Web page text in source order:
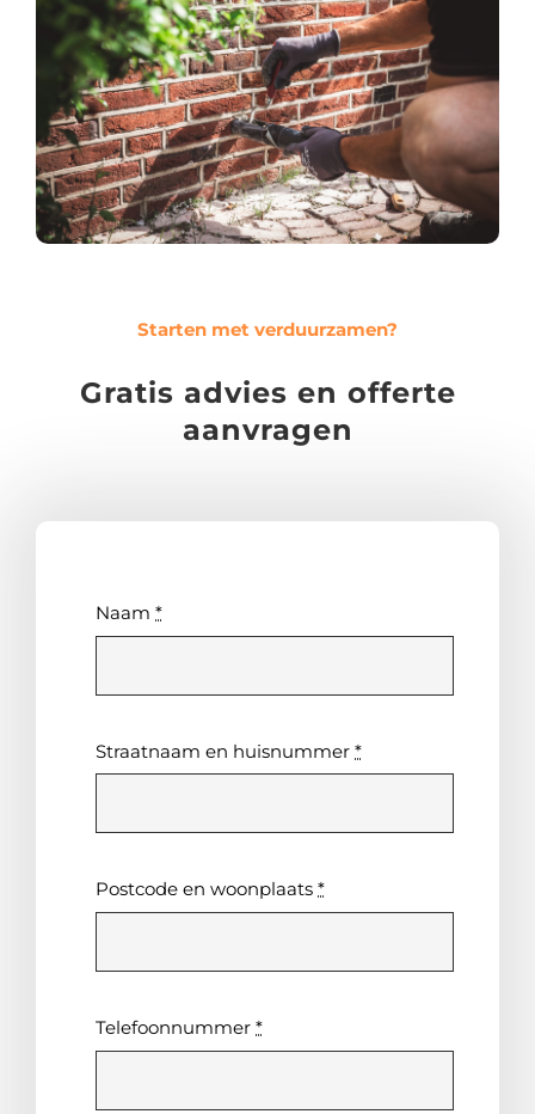
Starten met verduurzamen?
Gratis advies en offerte
aanvragen
Naam *
Straatnaam en huisnummer *
Postcode en woonplaats *
Telefoonnummer *